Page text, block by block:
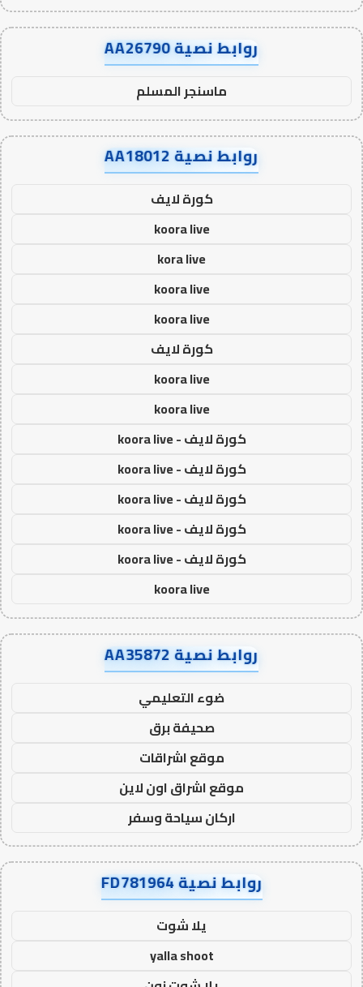
روابط نصية AA26790
ماسنجر المسلم
روابط نصية AA18012
كورة لايف
koora live
kora live
koora live
koora live
كورة لايف
koora live
koora live
كورة لايف - koora live
كورة لايف - koora live
كورة لايف - koora live
كورة لايف - koora live
كورة لايف - koora live
koora live
روابط نصية AA35872
ضوء التعليمي
صحيفة برق
موقع اشراقات
موقع اشراق اون لاين
اركان سياحة وسفر
روابط نصية FD781964
يلا شوت
yalla shoot